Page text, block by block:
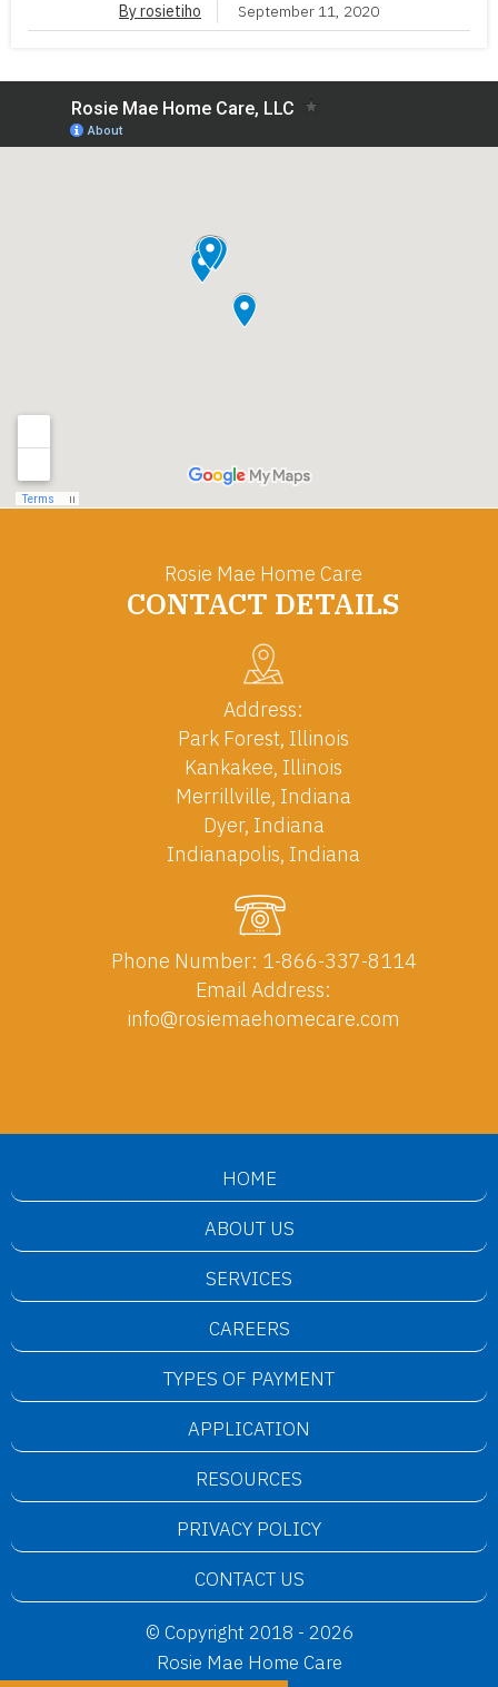
By rosietiho September 11, 2020
Rosie Mae Home Care
CONTACT DETAILS
Address:
Park Forest, Illinois
Kankakee, Illinois
Merrillville, Indiana
Dyer, Indiana
Indianapolis, Indiana
Phone Number: 1-866-337-8114
Email Address:
info@rosiemaehomecare.com
HOME
ABOUT US
SERVICES
CAREERS
TYPES OF PAYMENT
APPLICATION
RESOURCES
PRIVACY POLICY
CONTACT US
© Copyright 2018 - 2026
Rosie Mae Home Care